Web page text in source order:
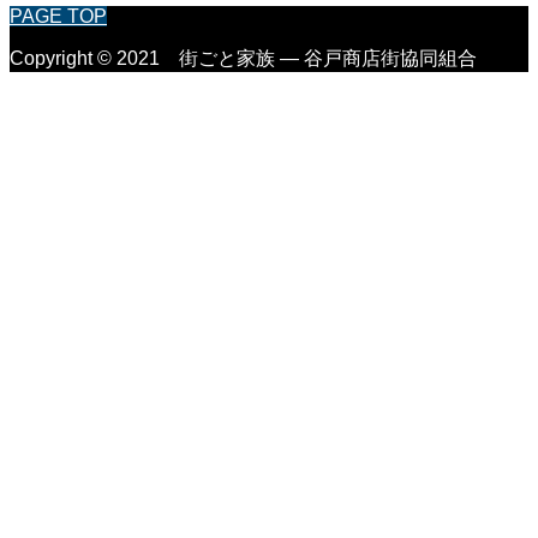
PAGE TOP
Copyright © 2021 街ごと家族 ― 谷戸商店街協同組合